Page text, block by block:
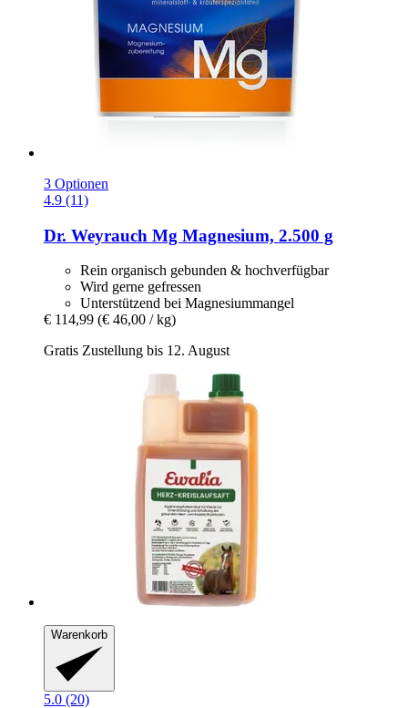
3 Optionen
4.9 (11)
Dr. Weyrauch Mg Magnesium, 2.500 g
Rein organisch gebunden & hochverfügbar
Wird gerne gefressen
Unterstützend bei Magnesiummangel
€ 114,99 (€ 46,00 / kg)
Gratis Zustellung bis 12. August
Warenkorb
5.0 (20)